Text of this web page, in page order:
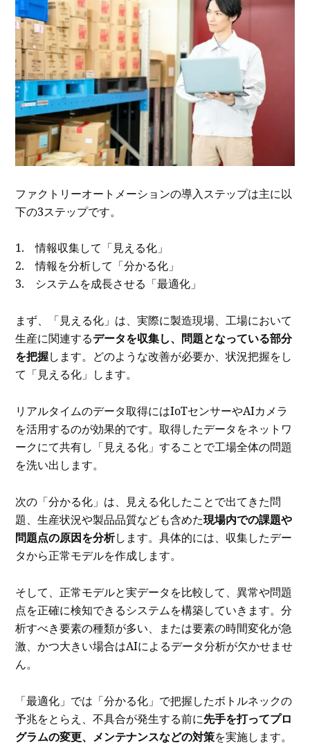
ファクトリーオートメーションの導入ステップは主に以
下の3ステップです。
1. 情報収集して「見える化」
2. 情報を分析して「分かる化」
3. システムを成長させる「最適化」
まず、「見える化」は、実際に製造現場、工場において
生産に関連するデータを収集し、問題となっている部分
を把握します。どのような改善が必要か、状況把握をし
て「見える化」します。
リアルタイムのデータ取得にはIoTセンサーやAIカメラ
を活用するのが効果的です。取得したデータをネットワ
ークにて共有し「見える化」することで工場全体の問題
を洗い出します。
次の「分かる化」は、見える化したことで出てきた問
題、生産状況や製品品質なども含めた現場内での課題や
問題点の原因を分析します。具体的には、収集したデー
タから正常モデルを作成します。
そして、正常モデルと実データを比較して、異常や問題
点を正確に検知できるシステムを構築していきます。分
析すべき要素の種類が多い、または要素の時間変化が急
激、かつ大きい場合はAIによるデータ分析が欠かせませ
ん。
「最適化」では「分かる化」で把握したボトルネックの
予兆をとらえ、不具合が発生する前に先手を打ってプロ
グラムの変更、メンテナンスなどの対策を実施します。